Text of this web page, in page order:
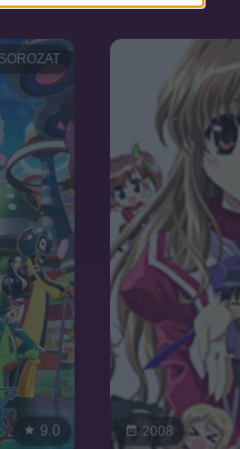
SOROZAT
9.0 2008